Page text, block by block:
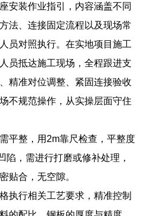
安装作业指引，内容涵盖不同
法、连接固定流程以及现场常
员对照执行。在实地项目施工
员抵达施工现场，全程跟进支
精准对位调整、紧固连接验收
不规范操作，从实操层面守住
平整，用2m靠尺检查，平整度
陷，需进行打磨或修补处理，
贴合，无空隙。
执行相关工艺要求，精准控制